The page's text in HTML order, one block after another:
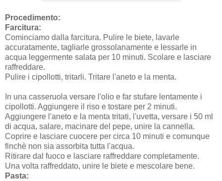
Procedimento:
Farcitura:
Cominciamo dalla farcitura. Pulire le biete, lavarle
accuratamente, tagliarle grossolanamente e lessarle in
acqua leggermente salata per 10 minuti. Scolare e lasciare
raffreddare.
Pulire i cipollotti, tritarli. Tritare l'aneto e la menta.
In una casseruola versare l'olio e far stufare lentamente i
cipollotti. Aggiungere il riso e tostare per 2 minuti.
Aggiungere l'aneto e la menta tritati, l'uvetta, versare i 50 ml
di acqua, salare, macinare del pepe, unire la cannella.
Coprire e lasciare cuocere per circa 10 minuti e comunque
finchè non sia assorbita tutta l'acqua.
Ritirare dal fuoco e lasciare raffreddare completamente.
Una volta raffreddato, unire le biete e mescolare bene.
Pasta: